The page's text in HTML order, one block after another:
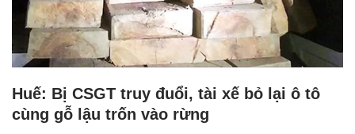
Huế: Bị CSGT truy đuổi, tài xế bỏ lại ô tô
cùng gỗ lậu trốn vào rừng